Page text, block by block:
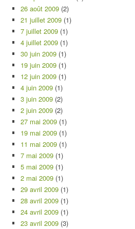
26 août 2009 (2)
21 juillet 2009 (1)
7 juillet 2009 (1)
4 juillet 2009 (1)
30 juin 2009 (1)
19 juin 2009 (1)
12 juin 2009 (1)
4 juin 2009 (1)
3 juin 2009 (2)
2 juin 2009 (2)
27 mai 2009 (1)
19 mai 2009 (1)
11 mai 2009 (1)
7 mai 2009 (1)
5 mai 2009 (1)
2 mai 2009 (1)
29 avril 2009 (1)
28 avril 2009 (1)
24 avril 2009 (1)
23 avril 2009 (3)